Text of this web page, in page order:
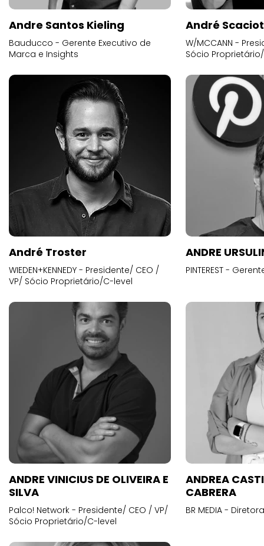
Andre Santos Kieling
Bauducco - Gerente Executivo de
Marca e Insights
André
W/MCCANN -
Sócio
André Troster
WIEDEN+KENNEDY - Presidente/ CEO /
VP/ Sócio Proprietário/C-level
ANDRE
PINTEREST -
ANDRE VINICIUS DE OLIVEIRA E
SILVA
Palco! Network - Presidente/ CEO / VP/
Sócio Proprietário/C-level
ANDREA
CABRERA
BR MEDIA -